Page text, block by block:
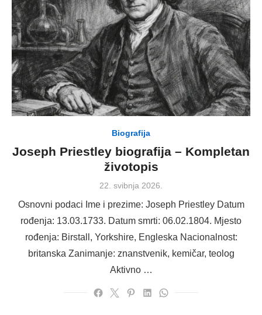
Biografija
Joseph Priestley biografija – Kompletan
životopis
Posted
22. svibnja 2026.
Osnovni podaci Ime i prezime: Joseph Priestley Datum
rođenja: 13.03.1733. Datum smrti: 06.02.1804. Mjesto
rođenja: Birstall, Yorkshire, Engleska Nacionalnost:
britanska Zanimanje: znanstvenik, kemičar, teolog
Aktivno …